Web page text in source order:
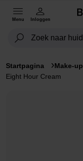
Menu Inloggen
Startpagina Make-up
Eight Hour Cream